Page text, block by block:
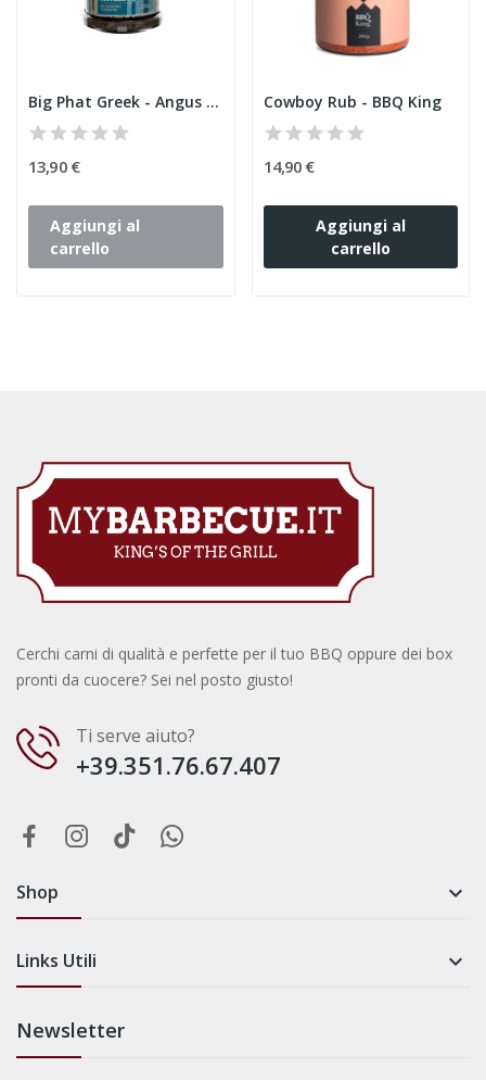
Big Phat Greek - Angus & Oink
13,90 €
Aggiungi al
carrello
Cowboy Rub - BBQ King
14,90 €
Aggiungi al
carrello
Cerchi carni di qualità e perfette per il tuo BBQ oppure dei box
pronti da cuocere? Sei nel posto giusto!
Ti serve aiuto?
+39.351.76.67.407
Shop 
Links Utili 
Newsletter